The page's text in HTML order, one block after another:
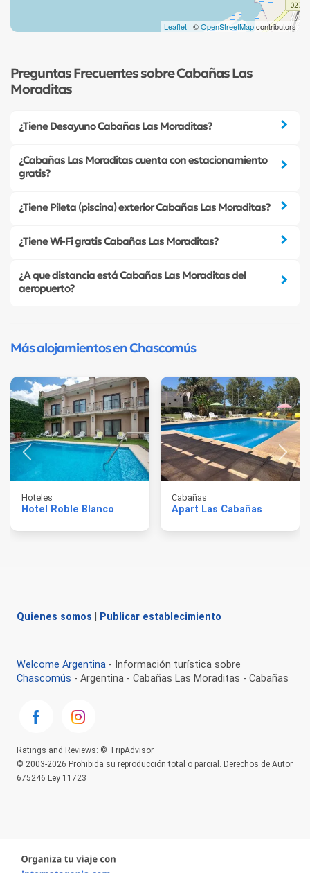
Leaflet | ©OpenStreetMapcontributors
Preguntas Frecuentes sobre Cabañas Las
Moraditas
¿Tiene Desayuno Cabañas Las Moraditas?
¿Cabañas Las Moraditas cuenta con estacionamiento
gratis?
¿Tiene Pileta (piscina) exterior Cabañas Las Moraditas?
¿Tiene Wi-Fi gratis Cabañas Las Moraditas?
¿A que distancia está Cabañas Las Moraditas del
aeropuerto?
Más alojamientos en Chascomús
Hoteles
Hotel Roble Blanco
Cabañas
Apart Las Cabañas
Quienes somos Publicar establecimiento
Welcome Argentina - Información turística sobre
Chascomús - Argentina - Cabañas Las Moraditas - Cabañas
Ratings and Reviews: © TripAdvisor
© 2003-2026 Prohibida su reproducción total o parcial. Derechos de Autor
675246 Ley 11723